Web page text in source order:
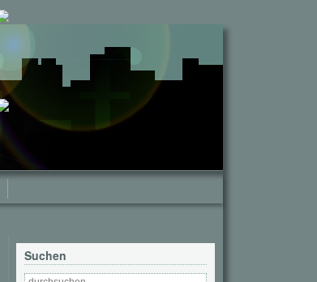
Suchen